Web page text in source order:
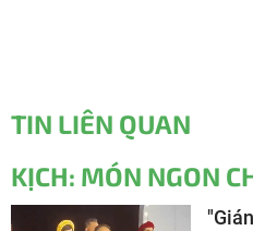
TIN LIÊN QUAN
KỊCH: MÓN NGON